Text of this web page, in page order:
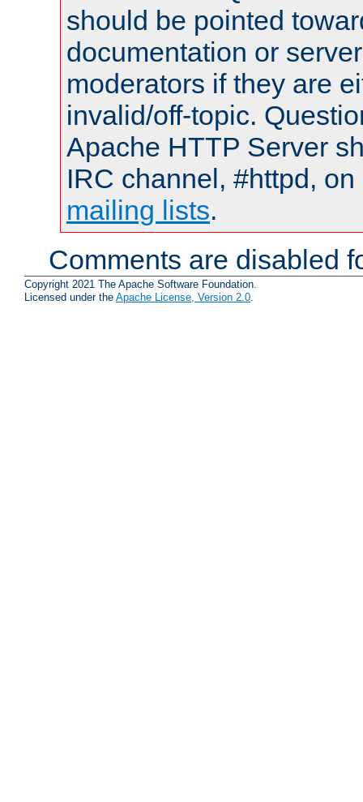
should be pointed
documentation or
moderators if they are
invalid/off-topic.
Apache HTTP Server
IRC channel, #httpd,
mailing lists.
Comments are disabled
Copyright 2021 The Apache Software Foundation.
Licensed under the Apache License, Version 2.0.